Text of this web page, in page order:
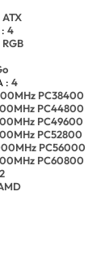
de votre
compatible avec
ATX, cette
mettre à niveau
ATX
4
: 4
PC38400
PC44800
PC49600
PC52800
PC56000
PC60800